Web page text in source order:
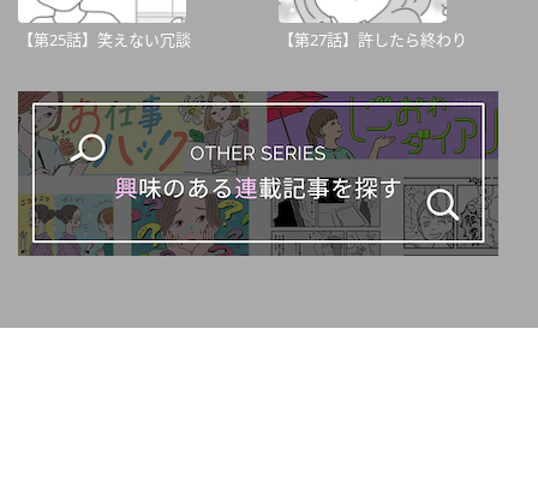
【第25話】笑えない冗談 【第27話】許したら終わり